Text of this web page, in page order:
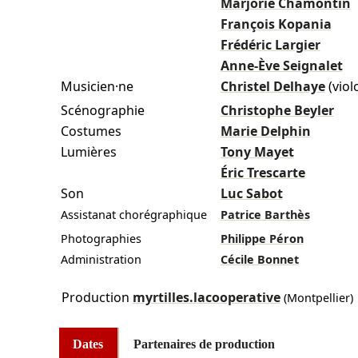
François Kopania
Frédéric Largier
Anne-Ève Seignalet
Musicien·ne
Christel Delhaye
Scénographie
Christophe Beyler
Costumes
Marie Delphin
Lumières
Tony Mayet
Éric Trescarte
Son
Luc Sabot
Assistanat chorégraphique
Patrice Barthès
Photographies
Philippe Péron
Administration
Cécile Bonnet
Production myrtilles.lacooperative(Montpellier)
Dates Partenaires de production